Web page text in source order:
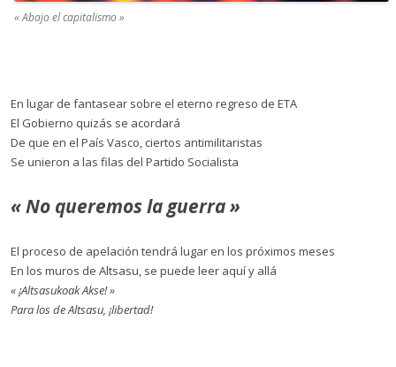
«Abajo el capitalismo »
En lugar de fantasear sobre el eterno regreso de ETA
El Gobierno quizás se acordará
De que en el País Vasco, ciertos antimilitaristas
Se unieron a las filas del Partido Socialista
« No queremos la guerra »
El proceso de apelación tendrá lugar en los próximos meses
En los muros de Altsasu, se puede leer aquí y allá
« ¡Altsasukoak Akse! »
Para los de Altsasu, ¡libertad!